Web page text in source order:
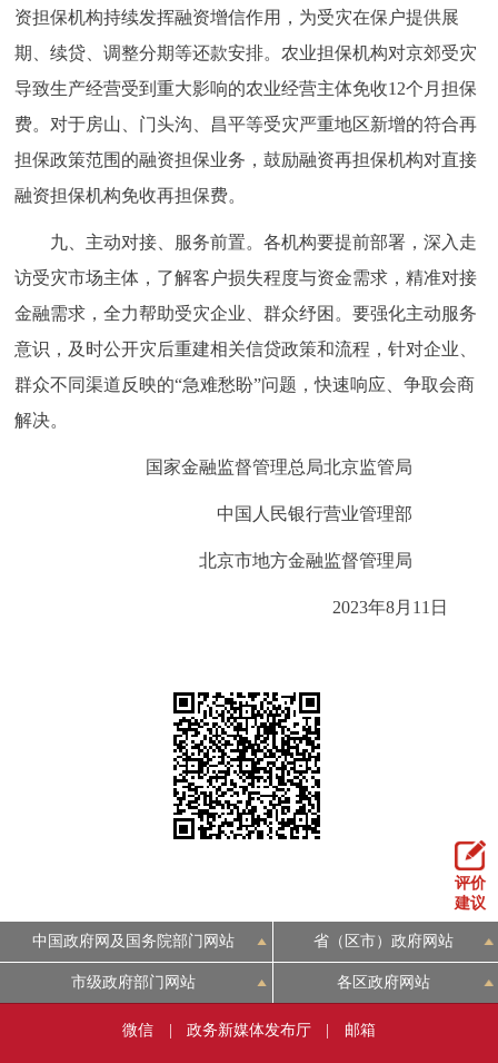
资担保机构持续发挥融资增信作用，为受灾在保户提供展
期、续贷、调整分期等还款安排。农业担保机构对京郊受灾
导致生产经营受到重大影响的农业经营主体免收12个月担保
费。对于房山、门头沟、昌平等受灾严重地区新增的符合再
担保政策范围的融资担保业务，鼓励融资再担保机构对直接
融资担保机构免收再担保费。
九、主动对接、服务前置。各机构要提前部署，深入走
访受灾市场主体，了解客户损失程度与资金需求，精准对接
金融需求，全力帮助受灾企业、群众纾困。要强化主动服务
意识，及时公开灾后重建相关信贷政策和流程，针对企业、
群众不同渠道反映的“急难愁盼”问题，快速响应、争取会商
解决。
国家金融监督管理总局北京监管局
中国人民银行营业管理部
北京市地方金融监督管理局
2023年8月11日
评价
建议
中国政府网及国务院部门网站 省（区市）政府网站
市级政府部门网站 各区政府网站
微信 政务新媒体发布厅 邮箱